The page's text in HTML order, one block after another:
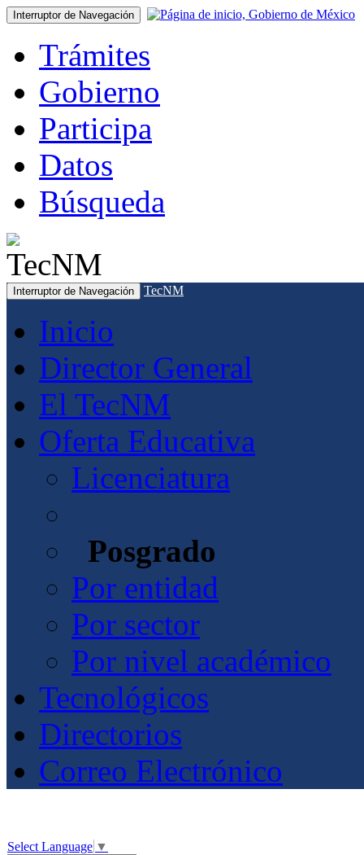
Interruptor de Navegación
Trámites
Gobierno
Participa
Datos
Búsqueda
Interruptor de Navegación TecNM
Inicio
Director General
El TecNM
Oferta Educativa
Licenciatura
Posgrado
Por entidad
Por sector
Por nivel académico
Tecnológicos
Directorios
Correo Electrónico
Select Language ▼